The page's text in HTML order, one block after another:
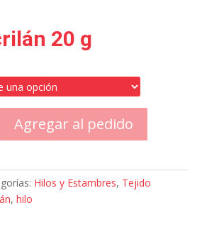
20 g
Agregar al pedido
Hilos y Estambres, Tejido
, hilo